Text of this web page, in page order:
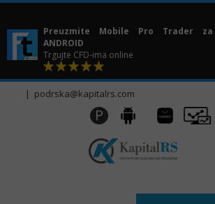
Skip
content
Preuzmite Mobile Pro Trader za
ANDROID
Trgujte CFD-ima online
| podrska@kapitalrs.com
P Android
Huawei
AppGallery
Pro
Trader